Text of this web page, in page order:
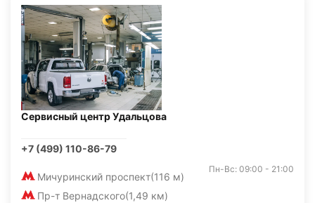
Сервисный центр Удальцова
+7 (499) 110-86-79
Мичуринский проспект(116 м)
Пр-т Вернадского(1,49 км)
Пн-Вс: 09:00 - 21:00